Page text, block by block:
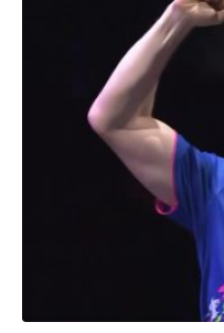
e
s
a
g
o